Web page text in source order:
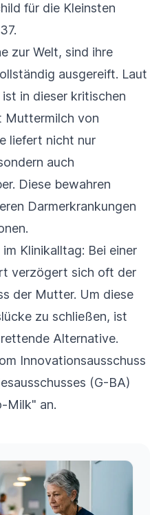
für die Kleinsten
zur Welt, sind ihre
ausgereift. Laut
in dieser kritischen
Muttermilch von
liefert nicht nur
auch
Diese bewahren
Darmerkrankungen
Klinikalltag: Bei einer
verzögert sich oft der
der Mutter. Um diese
zu schließen, ist
Alternative.
Innovationsausschuss
(G-BA)
Milk" an.